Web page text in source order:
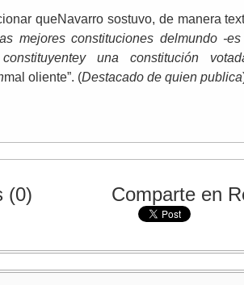
queNavarro sostuvo, de manera
mejores constituciones delmundo -
constituyentey una constitución
mal oliente”. (Destacado de quien publica
(0) Comparte en